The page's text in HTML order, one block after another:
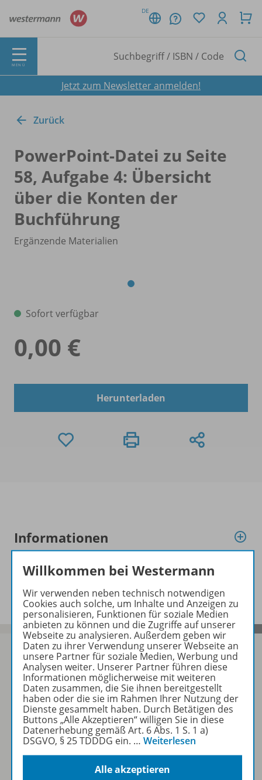
DE
MENÜ
Jetzt zum Newsletter anmelden!
Zurück
PowerPoint-Datei zu Seite
58, Aufgabe 4: Übersicht
über die Konten der
Buchführung
Ergänzende Materialien
Sofort verfügbar
0,00 €
Herunterladen
Informationen
Sofort profitieren
Zum Newsletter anmelden
Folgen Sie uns auf Social Media
Willkommen bei Westermann
Wir verwenden neben technisch notwendigen
Cookies auch solche, um Inhalte und Anzeigen zu
personalisieren, Funktionen für soziale Medien
anbieten zu können und die Zugriffe auf unserer
Webseite zu analysieren. Außerdem geben wir
Daten zu ihrer Verwendung unserer Webseite an
unsere Partner für soziale Medien, Werbung und
Analysen weiter. Unserer Partner führen diese
Informationen möglicherweise mit weiteren
Daten zusammen, die Sie ihnen bereitgestellt
haben oder die sie im Rahmen Ihrer Nutzung der
Dienste gesammelt haben. Durch Betätigen des
Buttons „Alle Akzeptieren“ willigen Sie in diese
Datenerhebung gemäß Art. 6 Abs. 1 S. 1 a)
DSGVO, § 25 TDDDG ein. … Weiterlesen
Alle akzeptieren